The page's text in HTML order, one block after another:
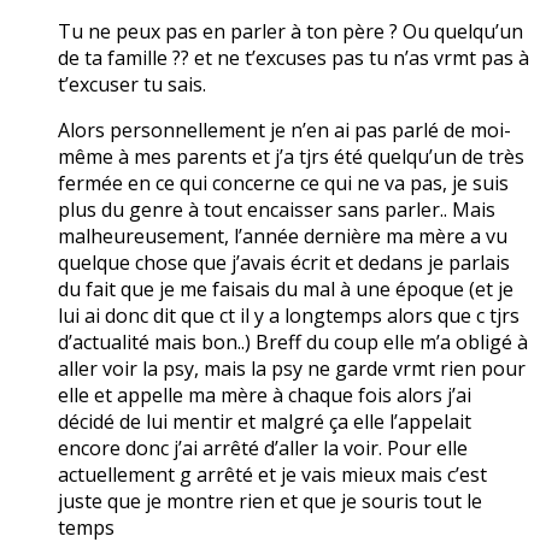
Tu ne peux pas en parler à ton père ? Ou quelqu’un
de ta famille ?? et ne t’excuses pas tu n’as vrmt pas à
t’excuser tu sais.
Alors personnellement je n’en ai pas parlé de moi-
même à mes parents et j’a tjrs été quelqu’un de très
fermée en ce qui concerne ce qui ne va pas, je suis
plus du genre à tout encaisser sans parler.. Mais
malheureusement, l’année dernière ma mère a vu
quelque chose que j’avais écrit et dedans je parlais
du fait que je me faisais du mal à une époque (et je
lui ai donc dit que ct il y a longtemps alors que c tjrs
d’actualité mais bon..) Breff du coup elle m’a obligé à
aller voir la psy, mais la psy ne garde vrmt rien pour
elle et appelle ma mère à chaque fois alors j’ai
décidé de lui mentir et malgré ça elle l’appelait
encore donc j’ai arrêté d’aller la voir. Pour elle
actuellement g arrêté et je vais mieux mais c’est
juste que je montre rien et que je souris tout le
temps